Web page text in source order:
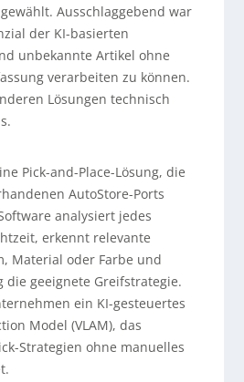
Ausschlaggebend war
der KI-basierten
unbekannte Artikel ohne
verarbeiten zu können.
Lösungen technisch
Pick-and-Place-Lösung, die
AutoStore-Ports
analysiert jedes
erkennt relevante
Material oder Farbe und
die geeignete Greifstrategie.
ein KI-gesteuertes
Model (VLAM), das
Strategien ohne manuelles